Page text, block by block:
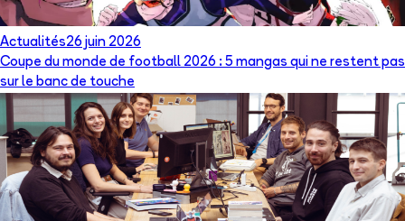
Actualités26 juin 2026
Coupe du monde de football 2026 : 5 mangas qui ne restent pas
sur le banc de touche